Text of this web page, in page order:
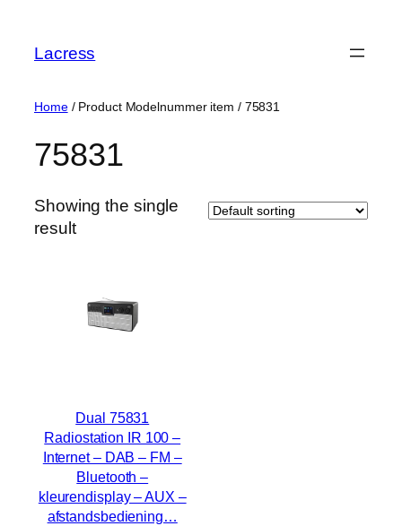
content
Lacress
Home/ Product Modelnummer item / ‎75831
‎75831
Showing the single
result
Dual 75831
Radiostation IR 100 –
Internet – DAB – FM –
Bluetooth –
kleurendisplay – AUX –
afstandsbediening…